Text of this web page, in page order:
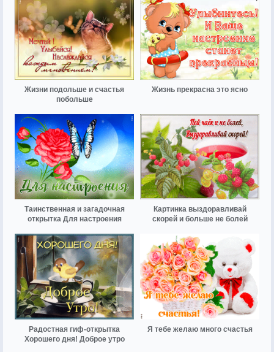
Жизни подольше и счастья
побольше
Жизнь прекрасна это ясно
Таинственная и загадочная
открытка Для настроения
Картинка выздоравливай
скорей и больше не болей
Радостная гиф-открытка
Хорошего дня! Доброе утро
Я тебе желаю много счастья